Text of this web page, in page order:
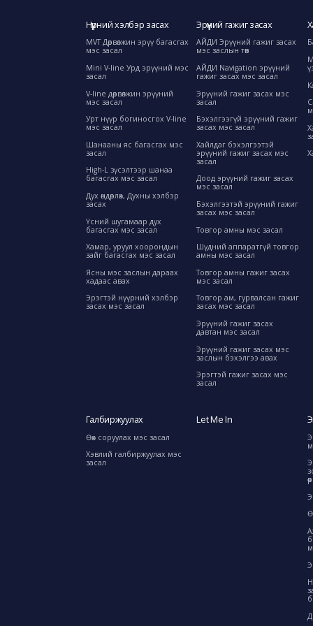
Нүүрний хэлбэр засах
MVT Дөрвөлжин эрүү багасгах
мэс засал
Mini V-line Урд эрүүний мэс
засал
V-line дөрвөлжин эрүүний
мэс засал
Урт нүүр богиносгох V-line
мэс засал
Шанааны яс багасгах мэс
засал
High-L зүсэлтээр шанаа
багасгах мэс засал
Дух өндөрлөх, Духны хэлбэр
засах
Үсний шугамаар дух
багасгах мэс засал
Хамар, уруул хоорондын
зайг багасгах мэс засал
Ясны мэс заслын дараах
хадаас авах
Эрэгтэй нүүрний хэлбэр
засах мэс засал
Эрүүний гажиг засах
АЙДИ Эрүүний гажиг засах
мэс заслын төв
АЙДИ Navigation эрүүний
гажиг засах мэс засал
Эрүүний гажиг засах мэс
засал
Бэхэлгээгүй эрүүний гажиг
засах мэс засал
Хайлдаг бэхэлгээтэй
эрүүний гажиг засах мэс
засал
Доод эрүүний гажиг засах
мэс засал
Бэхэлгээтэй эрүүний гажиг
засах мэс засал
Товгор амны мэс засал
Шүдний аппаратгүй товгор
амны мэс засал
Товгор амны гажиг засах
мэс засал
Товгор ам, гурвалсан гажиг
засах мэс засал
Эрүүний гажиг засах
давтан мэс засал
Эрүүний гажиг засах мэс
заслын бэхэлгээ авах
Эрэгтэй гажиг засах мэс
засал
Галбиржуулах
Өөх соруулах мэс засал
Хэвлий галбиржуулах мэс
засал
Let Me In